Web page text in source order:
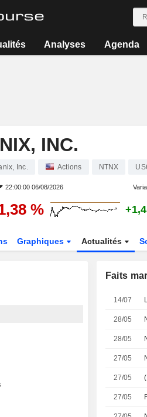
Analyses Agenda
INC.
Inc. Actions NTNX
22:00:00 06/08/2026
%
Graphiques Actualités
Faits
14/07
28/05
28/05
27/05
27/05
27/05